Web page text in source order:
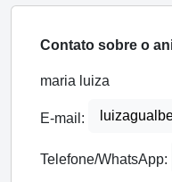
Contato sobre o
maria luiza
E-mail:
Telefone/WhatsApp: